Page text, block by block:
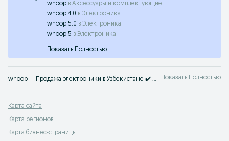
whoop в Аксессуары и комплектующие
whoop 4.0 в Электроника
whoop 5.0 в Электроника
whoop 5 в Электроника
Показать Полностью
whoop — Продажа электроники в Узбекистане ✔️ Большой выбор новых и б/у смартфонов, наушников и аксессуаров по выгодным ценам ☝ Проверенные предложения на OLX.uz Показать Полностью
Карта сайта
Карта регионов
Карта бизнес-страницы